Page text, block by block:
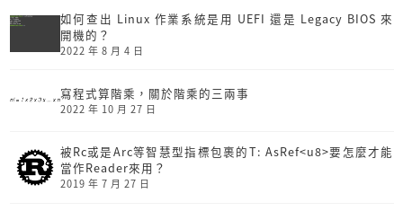
如何查出 Linux 作業系統是用 UEFI 還是 Legacy BIOS 來
開機的？
2022 年 8 月 4 日
寫程式算階乘，關於階乘的三兩事
2022 年 10 月 27 日
被Rc或是Arc等智慧型指標包裹的T: AsRef<u8>要怎麼才能
當作Reader來用？
2019 年 7 月 27 日